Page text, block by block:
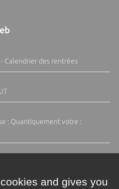
Calendrier des rentrées
: Quantiquement votre :
and gives you